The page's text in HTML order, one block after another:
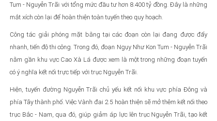
Tum - Nguyễn Trãi với tổng mức đầu tư hơn 8.400 tỷ đồng. Đây là những
mắt xích còn lại để hoàn thiện toàn tuyến theo quy hoạch.
Công tác giải phóng mặt bằng tại các đoạn còn lại đang được đẩy
nhanh, tiến độ thi công. Trong đó, đoạn Ngụy Như Kon Tum - Nguyễn Trãi
nằm gần khu vực Cao Xà Lá được xem là một trong những đoạn tuyến
có ý nghĩa kết nối trực tiếp với trục Nguyễn Trãi.
Hiện, tuyến đường Nguyễn Trãi chủ yếu kết nối khu vực phía Đông và
phía Tây thành phố. Việc Vành đai 2.5 hoàn thiện sẽ mở thêm kết nối theo
trục Bắc - Nam, qua đó, giúp giảm áp lực lên trục Nguyễn Trãi, tạo kết